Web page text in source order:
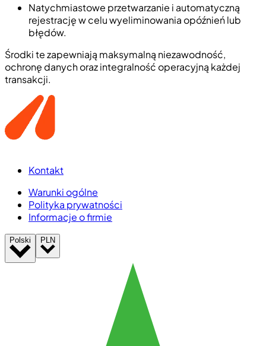
Natychmiastowe przetwarzanie i automatyczną
rejestrację w celu wyeliminowania opóźnień lub
błędów.
Środki te zapewniają maksymalną niezawodność,
ochronę danych oraz integralność operacyjną każdej
transakcji.
Kontakt
Warunki ogólne
Polityka prywatności
Informacje o firmie
Polski PLN